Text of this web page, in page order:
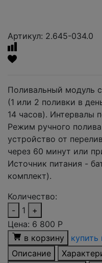
Артикул: 2.645-034.0
Поливальный модуль
(1 или 2 поливки в
14 часов). Интервалы
Режим ручного
устройство от
через 60 минут или
Источник питания -
комплект).
Количество:
-
1
+
Цена: 6 800 Р
в корзину
купить
Описание